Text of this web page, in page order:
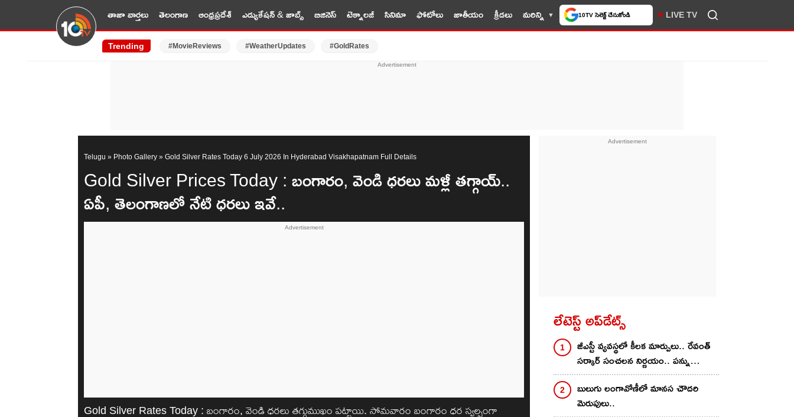
తాజా వార్తలు తెలంగాణ ఆంధ్రప్రదేశ్ ఎడ్యుకేషన్ & జాబ్స్ బిజినెస్ టెక్నాలజీ సినిమా ఫోటోలు జాతీయం క్రీడలు మరిన్ని
చేసుకోండి
LIVE TV
Trending #MovieReviews #WeatherUpdates #GoldRates
Telugu » Photo Gallery » Gold Silver Rates Today 6 July 2026 In Hyderabad Visakhapatnam Full Details
Gold Silver Prices Today : బంగారం, వెండి ధరలు మళ్లీ తగ్గాయ్..
ఏపీ, తెలంగాణలో నేటి ధరలు ఇవే..
Gold Silver Rates Today : బంగారం, వెండి ధరలు తగ్గుముఖం పట్టాయి. సోమవారం బంగారం ధర స్వల్పంగా
లేటెస్ట్ అప్‌డేట్స్
జీఎస్టీ వ్యవస్థలో కీలక మార్పులు.. రేవంత్
సర్కార్ సంచలన నిర్ణయం.. పన్ను
ఎగవేతదారులకు చెక్
బులుగు లంగావోణీలో మానస చౌదరి
మెరుపులు..